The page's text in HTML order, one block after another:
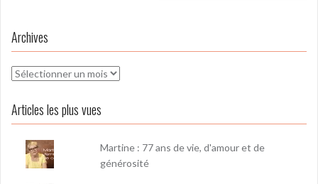
Archives
Archives
Articles les plus vues
Martine : 77 ans de vie, d'amour et de
générosité